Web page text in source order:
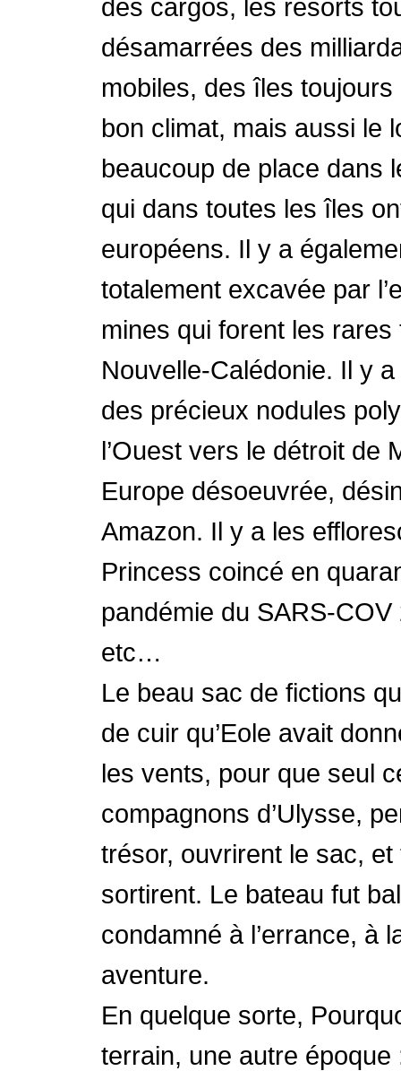
des cargos, les resorts
désamarrées des
mobiles, des îles
bon climat, mais aussi le
beaucoup de place dans
qui dans toutes les îles
européens. Il y a
totalement excavée par
mines qui forent les
Nouvelle-Calédonie. Il y
des précieux nodules
l’Ouest vers le détroit de
Europe désoeuvrée,
Amazon. Il y a les
Princess coincé en
pandémie du SARS-
etc…
Le beau sac de fictions
de cuir qu’Eole avait
les vents, pour que seul
compagnons d’Ulysse,
trésor, ouvrirent le sac,
sortirent. Le bateau fut
condamné à l’errance, à
aventure.
En quelque sorte,
terrain, une autre